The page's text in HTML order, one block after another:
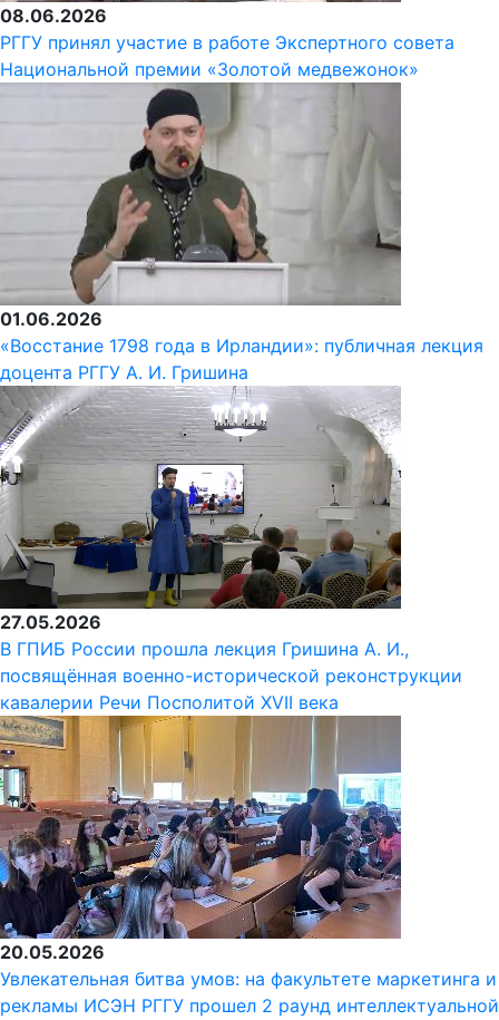
08.06.2026
РГГУ принял участие в работе Экспертного совета
Национальной премии «Золотой медвежонок»
01.06.2026
«Восстание 1798 года в Ирландии»: публичная лекция
доцента РГГУ А. И. Гришина
27.05.2026
В ГПИБ России прошла лекция Гришина А. И.,
посвящённая военно-исторической реконструкции
кавалерии Речи Посполитой XVII века
20.05.2026
Увлекательная битва умов: на факультете маркетинга и
рекламы ИСЭН РГГУ прошел 2 раунд интеллектуальной